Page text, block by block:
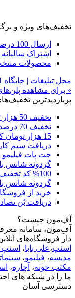
تخفیف‌های ویژه و
ارسال 100 درصد رایگان باسلام از محصولات منتخب
اشتراک سالیانه مکتب
محصولات منتخب با 50 درصد
محل تبلیغات | جایگاه C - 1
« برای مشاهده
پربازدیدترین
تخفیف 50 هزار تومانی خرید محصولات پروتئینی اسنپ فود
تخفیف 70 درصدی اشتراک دیجی پلاس از دیجی کالا
15 هزار تومان کد تخفیف خرید نان از اسنپ فود
دریافت سیم
جت پات فیلیمو
گردونه شانس
%100 کد تخفیف اشتراک 3 ماهه دیجی پلاس از دیجی کالا
گردونه شانس بانی مد تا
خرید از فروشگاه اُمارکت
دریافت بُن
آفِ‌مون چیست؟
آفِ‌مون، سامانه
دار فروشگاه‌های
اسنپ،علی بابا، اسنپ
مدیسه، فیلیمو،
مکتب خونه، آچاره،
ما را در شبکه های
دسترسی آسان